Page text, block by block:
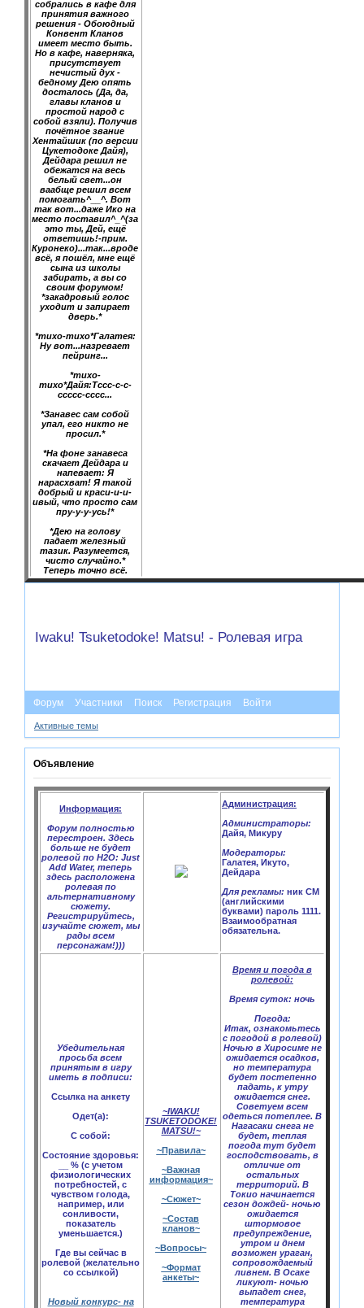
собрались в кафе для
принятия важного
решения - Обоюдный
Конвент Кланов
имеет место быть.
Но в кафе, наверняка,
присутствует
нечистый дух -
бедному Дею опять
досталось (Да, да,
главы кланов и
простой народ с
собой взяли). Получив
почётное звание
Хентайшик (по версии
Цукетодоке Дайя),
Дейдара решил не
обежатся на весь
белый свет...он
ваабще решил всем
помогать^__^. Вот
так вот...даже Ико на
место поставил^_^(за
это ты, Дей, ещё
ответишь!-прим.
Куронеко)...так...вроде
всё, я пошёл, мне ещё
сына из школы
забирать, а вы со
своим форумом!
*закадровый голос
уходит и запирает
дверь.*
*тихо-тихо*Галатея:
Ну вот...назревает
пейринг...
*тихо-
тихо*Дайя:Тссс-с-с-
ссссс-сссс...
*Занавес сам собой
упал, его никто не
просил.*
*На фоне занавеса
скачает Дейдара и
напевает: Я
нарасхват! Я такой
добрый и краси-и-и-
ивый, что просто сам
пру-у-у-усь!*
*Дею на голову
падает железный
тазик. Разумеется,
чисто случайно.*
Теперь точно всё.
Iwaku! Tsuketodoke! Matsu! - Ролевая игра
Форум Участники Поиск Регистрация Войти
Активные темы
Объявление
Информация:
Форум полностью
перестроен. Здесь
больше не будет
ролевой по H2O: Just
Add Water, теперь
здесь расположена
ролевая по
альтернативному
сюжету.
Регистрируйтесь,
изучайте сюжет, мы
рады всем
персонажам!)))
Администрация:
Администраторы:
Дайя, Микуру
Модераторы:
Галатея, Икуто,
Дейдара
Для рекламы: ник CM
(английскими
буквами) пароль 1111.
Взаимообратная
обязательна.
Убедительная
просьба всем
принятым в игру
иметь в подписи:
Ссылка на анкету
Одет(а):
С собой:
Состояние здоровья:
__ % (с учетом
физиологических
потребностей, с
чувством голода,
например, или
сонливости,
показатель
уменьшается.)
Где вы сейчас в
ролевой (желательно
со ссылкой)
Новый конкурс- на
~IWAKU!
TSUKETODOKE!
MATSU!~
~Правила~
~Важная
информация~
~Сюжет~
~Состав
кланов~
~Вопросы~
~Формат
анкеты~
Время и погода в
ролевой:
Время суток: ночь
Погода:
Итак, ознакомьтесь
с погодой в ролевой)
Ночью в Хиросиме не
ожидается осадков,
но температура
будет постепенно
падать, к утру
ожидается снег.
Советуем всем
одеться потеплее. В
Нагасаки снега не
будет, теплая
погода тут будет
господствовать, в
отличие от
остальных
территорий. В
Токио начинается
сезон дождей- ночью
ожидается
штормовое
предупреждение,
утром и днем
возможен ураган,
сопровождаемый
ливнем. В Осаке
ликуют- ночью
выпадет снег,
температура